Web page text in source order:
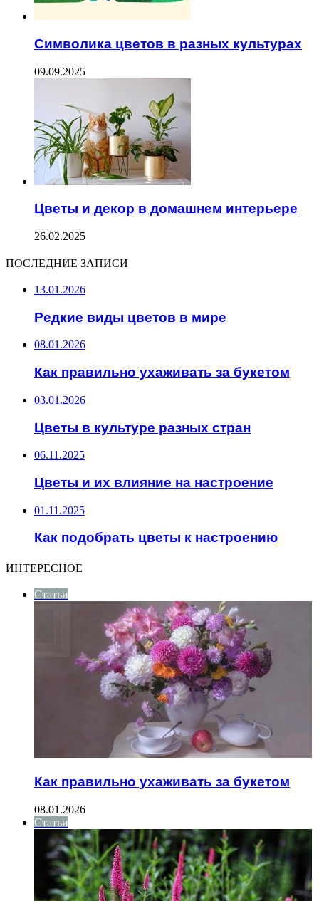
Символика цветов в разных культурах
09.09.2025
Цветы и декор в домашнем интерьере
26.02.2025
ПОСЛЕДНИЕ ЗАПИСИ
13.01.2026
Редкие виды цветов в мире
08.01.2026
Как правильно ухаживать за букетом
03.01.2026
Цветы в культуре разных стран
06.11.2025
Цветы и их влияние на настроение
01.11.2025
Как подобрать цветы к настроению
ИНТЕРЕСНОЕ
Статьи
Как правильно ухаживать за букетом
08.01.2026
Статьи